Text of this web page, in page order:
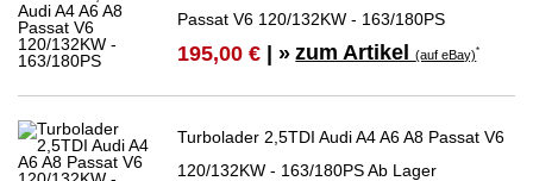
Passat V6 120/132KW - 163/180PS
195,00 € | » zum Artikel(auf eBay)*
Turbolader 2,5TDI Audi A4 A6 A8 Passat V6
120/132KW - 163/180PS Ab Lager